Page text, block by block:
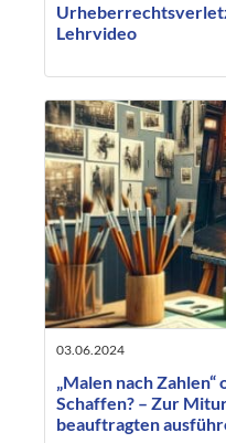
Lehrvideo
03.06.2024
„Malen nach
Schaffen? – Zur
beauftragten